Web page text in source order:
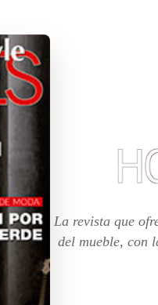
La revista que
del mueble, con